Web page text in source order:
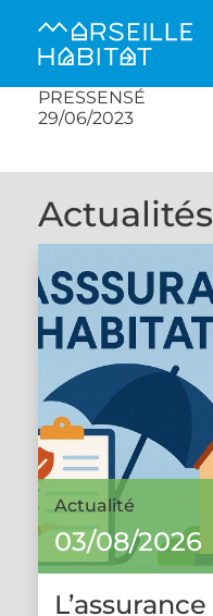
PRESSENSÉ
29/06/2023
Actualités
Actualité
03/08/2026
L’assurance